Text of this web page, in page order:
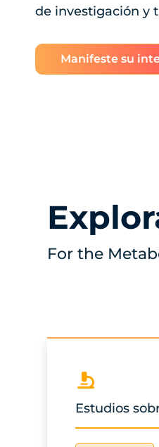
de investigación y
Manifeste su
For the
Estudios